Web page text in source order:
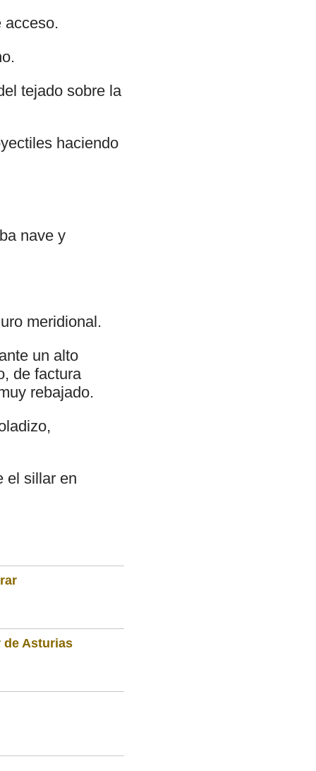
acceso.
tejado sobre la
haciendo
nave y
meridional.
un alto
de factura
rebajado.
el sillar en
de Asturias